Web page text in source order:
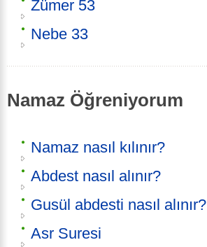
Zümer 53
Nebe 33
Namaz Öğreniyorum
Namaz nasıl kılınır?
Abdest nasıl alınır?
Gusül abdesti nasıl alınır?
Asr Suresi